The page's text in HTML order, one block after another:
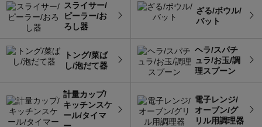
スライサー/
ピーラー/お
ろし器
ざる/ボウル/
バット
トング/菜ば
し/泡だて器
ヘラ/スパチ
ュラ/お玉/調
理スプーン
計量カップ/
キッチンスケ
ール/タイマ
電子レンジ/
オーブン/グ
リル用調理器